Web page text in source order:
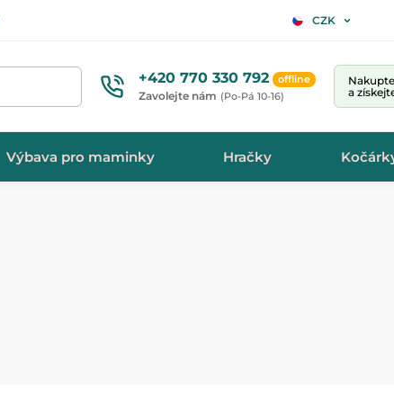
CZK
+420 770 330 792 offline
Zavolejte nám (Po-Pá 10-16)
a
Výbava pro maminky Hračky